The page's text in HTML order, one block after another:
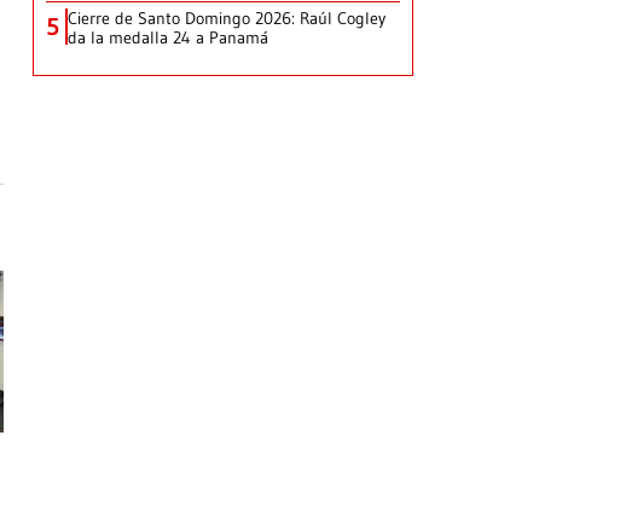
5 Cierre de Santo Domingo 2026: Raúl Cogley
da la medalla 24 a Panamá